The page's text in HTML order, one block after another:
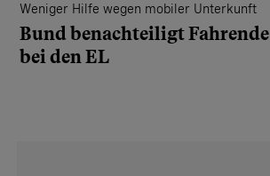
Weniger Hilfe wegen mobiler Unterkunft
Bund benachteiligt Fahrende
bei den EL